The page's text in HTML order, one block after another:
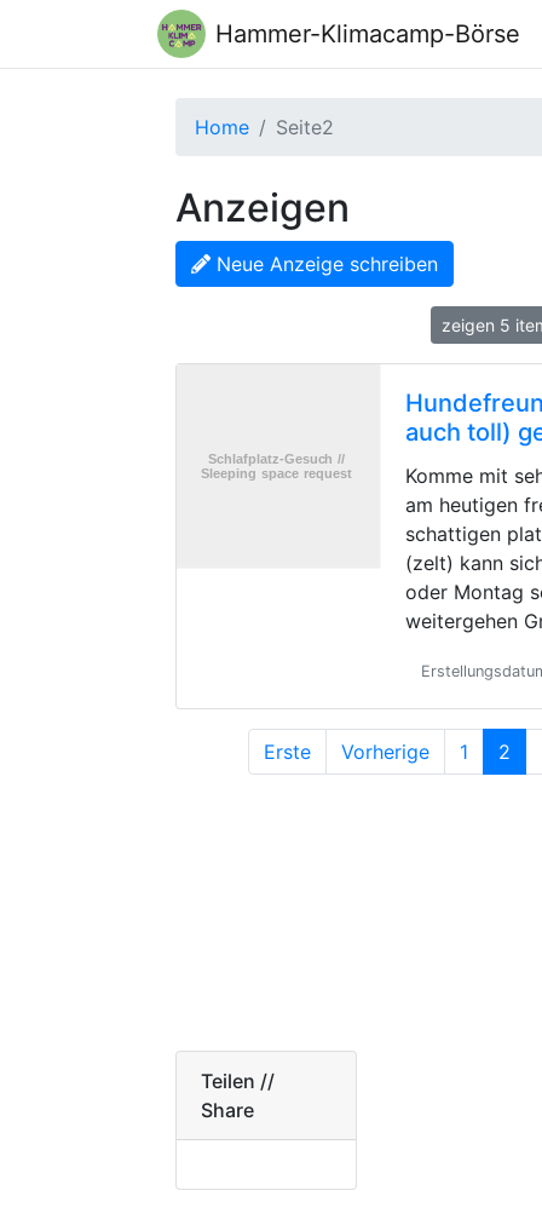
Hammer-Klimacamp-Börse
Home Seite2
Anzeigen
Neue Anzeige schreiben
zeigen 5
auch toll)
Komme mit
am heutigen
schattigen
(zelt) kann
oder Montag
weitergehen
Erste Vorherige 1 2
Teilen //
Share